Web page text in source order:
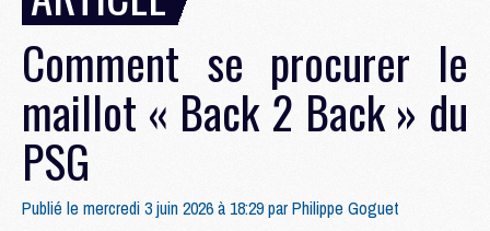
Comment se procurer le
maillot « Back 2 Back » du
PSG
Publié le mercredi 3 juin 2026 à 18:29 parPhilippe Goguet